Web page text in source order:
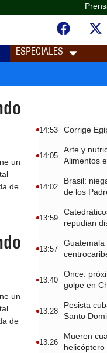
ESPECIALES
un
de
un
de
14:53 Corrige
14:05
Arte y
Alimentos
14:02
Brasil:
de los
13:59
repudian
13:57
13:40
Once:
golpe en
13:28
Pesista
Santo
13:26
Mueren
helicóptero